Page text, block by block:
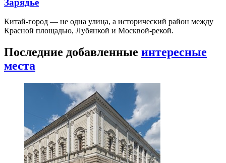
Зарядье
Китай-город — не одна улица, а исторический район между
Красной площадью, Лубянкой и Москвой-рекой.
Последние добавленные интересные
места